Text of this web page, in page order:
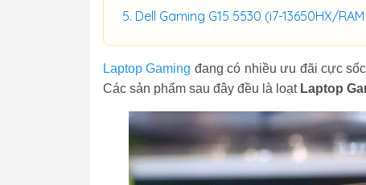
Dell Gaming G15 5530 (i7-13650HX/
Laptop Gaming đang có nhiều ưu đãi cực
Các sản phẩm sau đây đều là loạt Laptop